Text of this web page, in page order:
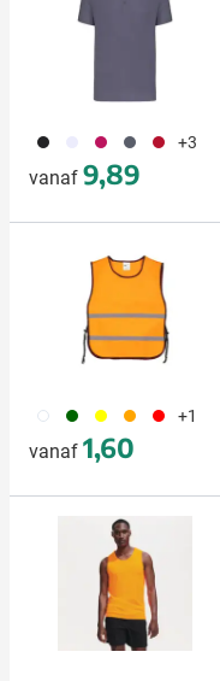
001 046 038 008 +3
vanaf 9,89
002 004 006 007 008 +1
vanaf 1,60